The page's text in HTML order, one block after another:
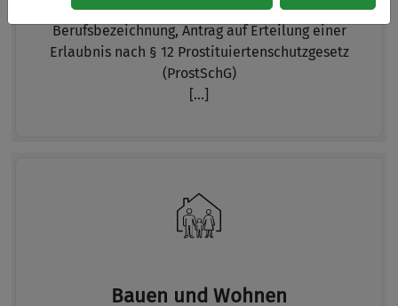
Urkunde über die Erlaubnis zur Führung der
Berufsbezeichnung,Antrag auf Erteilung einer
Erlaubnis nach § 12 Prostituiertenschutzgesetz
(ProstSchG)
[...]
Bauen und Wohnen